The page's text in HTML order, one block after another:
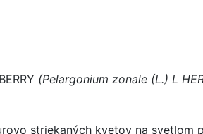
(Pelargonium zonale (L.) L
striekaných kvetov na svetlom